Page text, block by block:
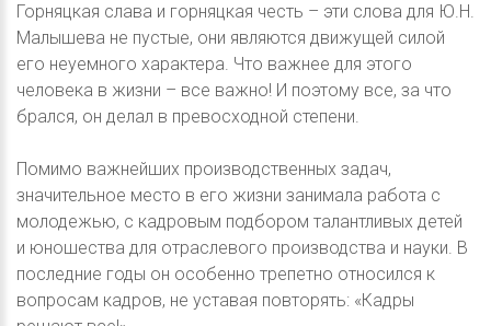
Горняцкая слава и горняцкая честь – эти слова для Ю.Н.
Малышева не пустые, они являются движущей силой
его неуемного характера. Что важнее для этого
человека в жизни – все важно! И поэтому все, за что
брался, он делал в превосходной степени.
Помимо важнейших производственных задач,
значительное место в его жизни занимала работа с
молодежью, с кадровым подбором талантливых детей
и юношества для отраслевого производства и науки. В
последние годы он особенно трепетно относился к
вопросам кадров, не уставая повторять: «Кадры